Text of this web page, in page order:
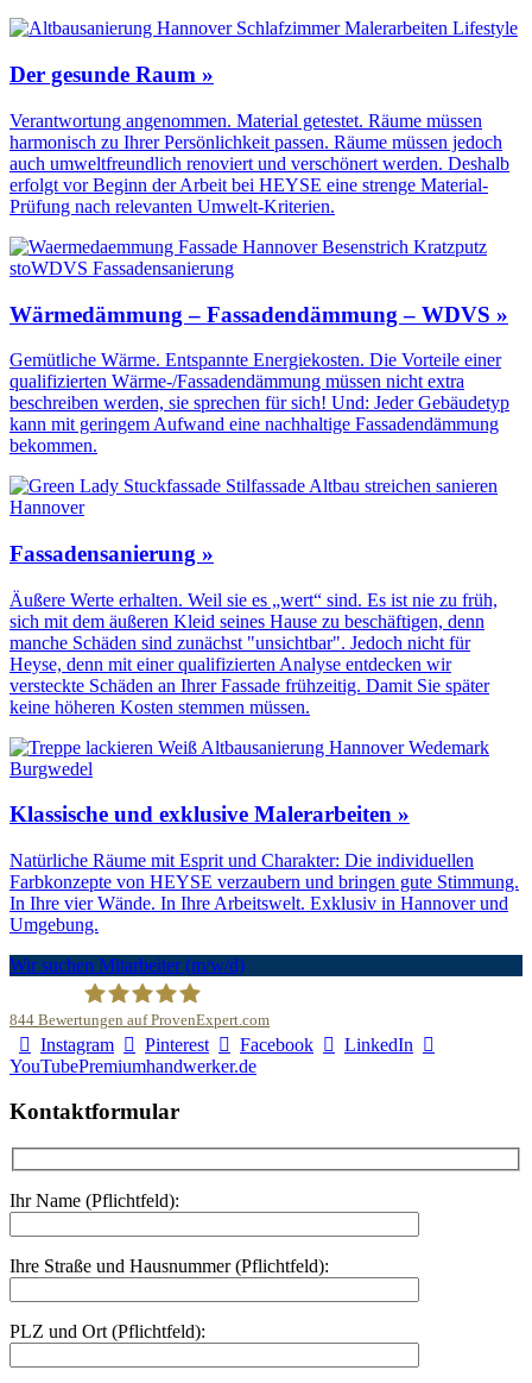
Der gesunde Raum »
Verantwortung angenommen. Material getestet. Räume müssen
harmonisch zu Ihrer Persönlichkeit passen. Räume müssen jedoch
auch umweltfreundlich renoviert und verschönert werden. Deshalb
erfolgt vor Beginn der Arbeit bei HEYSE eine strenge Material-
Prüfung nach relevanten Umwelt-Kriterien.
Wärmedämmung – Fassadendämmung – WDVS »
Gemütliche Wärme. Entspannte Energiekosten. Die Vorteile einer
qualifizierten Wärme-/Fassadendämmung müssen nicht extra
beschreiben werden, sie sprechen für sich! Und: Jeder Gebäudetyp
kann mit geringem Aufwand eine nachhaltige Fassadendämmung
bekommen.
Fassadensanierung »
Äußere Werte erhalten. Weil sie es „wert“ sind. Es ist nie zu früh,
sich mit dem äußeren Kleid seines Hause zu beschäftigen, denn
manche Schäden sind zunächst "unsichtbar". Jedoch nicht für
Heyse, denn mit einer qualifizierten Analyse entdecken wir
versteckte Schäden an Ihrer Fassade frühzeitig. Damit Sie später
keine höheren Kosten stemmen müssen.
Klassische und exklusive Malerarbeiten »
Natürliche Räume mit Esprit und Charakter: Die individuellen
Farbkonzepte von HEYSE verzaubern und bringen gute Stimmung.
In Ihre vier Wände. In Ihre Arbeitswelt. Exklusiv in Hannover und
Umgebung.
Wir suchen Mitarbeiter (m/w/d)
Malerfachbetrieb HEYSE GmbH & Co.KG
844 Bewertungen auf ProvenExpert.com
Instagram Pinterest Facebook
LinkedIn
YouTubePremiumhandwerker.de
Kontaktformular
Ihr Name (Pflichtfeld):
Ihre Straße und Hausnummer (Pflichtfeld):
PLZ und Ort (Pflichtfeld):